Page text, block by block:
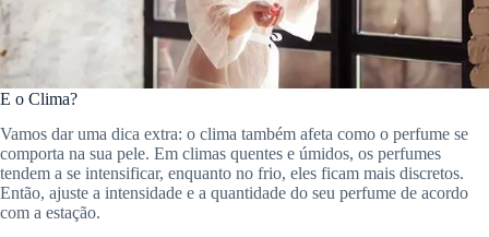
E o Clima?
Vamos dar uma dica extra: o clima também afeta como o perfume se
comporta na sua pele. Em climas quentes e úmidos, os perfumes
tendem a se intensificar, enquanto no frio, eles ficam mais discretos.
Então, ajuste a intensidade e a quantidade do seu perfume de acordo
com a estação.